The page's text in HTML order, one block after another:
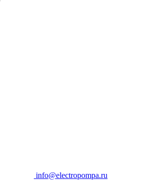
info@electropompa.ru